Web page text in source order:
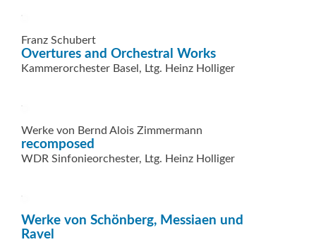
Franz Schubert
Overtures and Orchestral Works
Kammerorchester Basel, Ltg. Heinz Holliger
Werke von Bernd Alois Zimmermann
recomposed
WDR Sinfonieorchester, Ltg. Heinz Holliger
Werke von Schönberg, Messiaen und
Ravel